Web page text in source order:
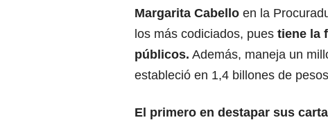
Margarita Cabello en la
los más codiciados, pues tiene la
públicos. Además, maneja un
estableció en 1,4 billones de
El primero en destapar sus